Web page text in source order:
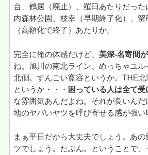
台、鶴居（廃止）、羅臼あたりだった
内森林公園、枝幸（早期終了化）、留
（高額化で終了）あたりか。
完全に俺の体感だけど、 美深-名寄間
ね。旭川の南北ライン、めっちゃユル
北側。すんごい寛容というか。THE
というか・・・ 困っている人は全て受
な雰囲気あんだよね。それが良いんだ
地のヤバいヤツを呼び寄せる感が強い
まぁ平日だから大丈夫でしょう。あ
ツでしょう。たぶん。ということで、